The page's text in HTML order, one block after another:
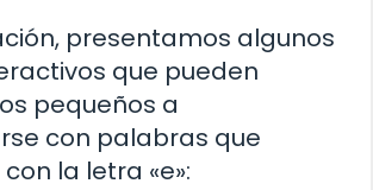
presentamos algunos
que pueden
pequeños a
con palabras que
la letra «e»: